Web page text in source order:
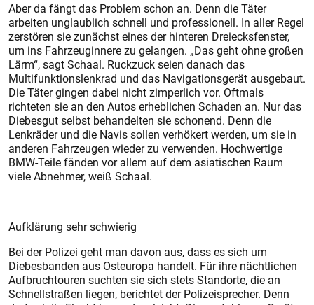
Aber da fängt das Problem schon an. Denn die Täter
arbeiten unglaublich schnell und professionell. In aller Regel
zerstören sie zunächst eines der hinteren Dreiecksfenster,
um ins Fahrzeuginnere zu gelangen. „Das geht ohne großen
Lärm“, sagt Schaal. Ruckzuck seien danach das
Multifunktionslenkrad und das Navigationsgerät ausgebaut.
Die Täter gingen dabei nicht zimperlich vor. Oftmals
richteten sie an den Autos erheblichen Schaden an. Nur das
Diebesgut selbst behandelten sie schonend. Denn die
Lenkräder und die Navis sollen verhökert werden, um sie in
anderen Fahrzeugen wieder zu verwenden. Hochwertige
BMW-Teile fänden vor allem auf dem asiatischen Raum
viele Abnehmer, weiß Schaal.
Aufklärung sehr schwierig
Bei der Polizei geht man davon aus, dass es sich um
Diebesbanden aus Osteuropa handelt. Für ihre nächtlichen
Aufbruchtouren suchten sie sich stets Standorte, die an
Schnellstraßen liegen, berichtet der Polizeisprecher. Denn